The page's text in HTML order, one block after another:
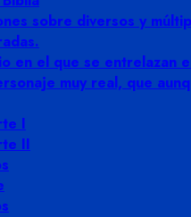
sobre diversos y
en el que se entrelazan
muy real, que
I
II